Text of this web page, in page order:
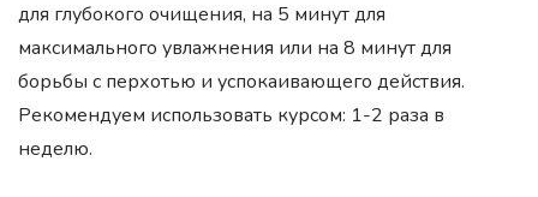
для глубокого очищения, на 5 минут для
максимального увлажнения или на 8 минут для
борьбы с перхотью и успокаивающего действия.
Рекомендуем использовать курсом: 1-2 раза в
неделю.